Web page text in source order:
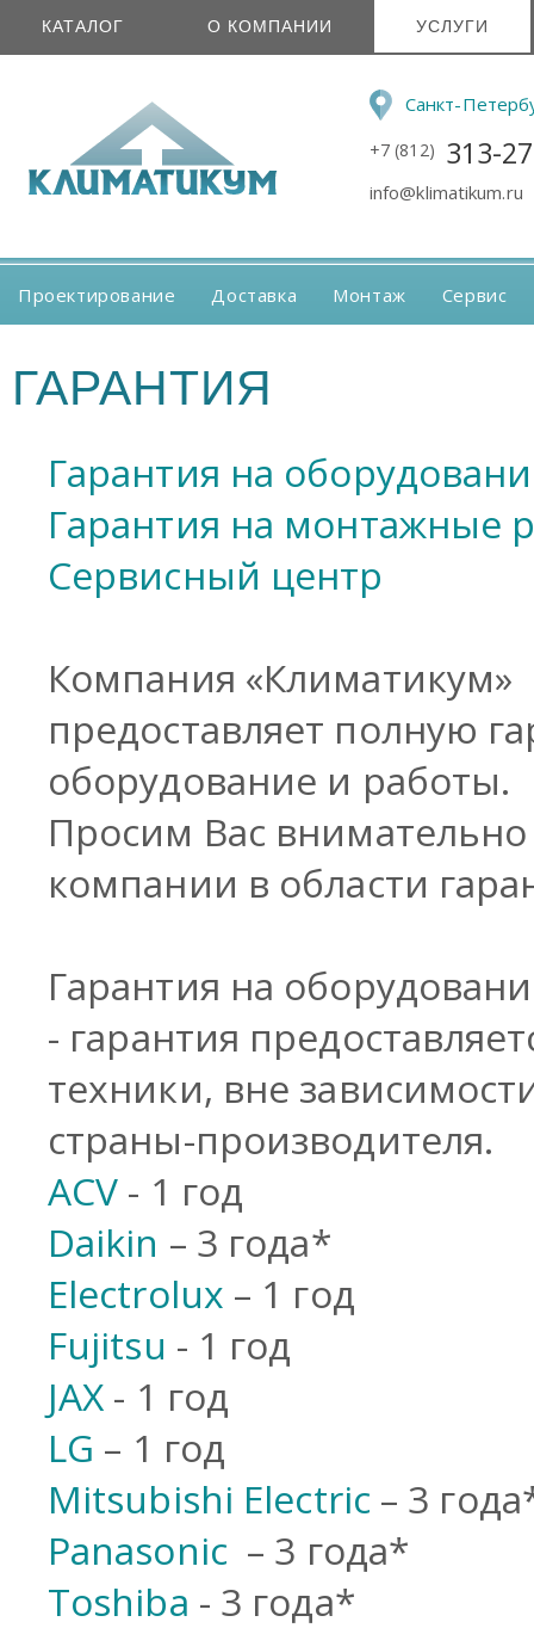
КАТАЛОГ О КОМПАНИИ УСЛУГИ
Санкт-
+7 (812) 313-
info@klimatikum.ru
Проектирование Доставка Монтаж Сервис
ГАРАНТИЯ
Гарантия на
Гарантия на монтажные
Сервисный центр
Компания «Климатикум»
предоставляет полную
оборудование и работы.
Просим Вас
компании в области
Гарантия на
- гарантия
техники, вне
страны-производителя.
ACV - 1 год
Daikin – 3 года*
Electrolux – 1 год
Fujitsu - 1 год
JAX - 1 год
LG – 1 год
Mitsubishi Electric – 3
Panasonic – 3 года*
Toshiba - 3 года*